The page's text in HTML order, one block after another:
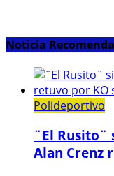
Noticia
Polideportivo
¨El Rusito¨
Alan Crenz